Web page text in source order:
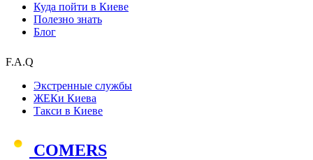
Куда пойти в Киеве
Полезно знать
Блог
F.A.Q
Экстренные службы
ЖЕКи Киева
Такси в Киеве
COMERS